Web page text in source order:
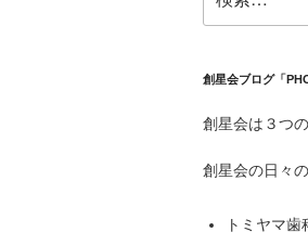
索:
創星会ブログ「
創星会は３つ
創星会の日々
トミヤマ歯